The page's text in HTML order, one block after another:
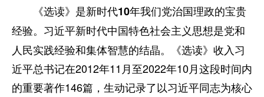
《选读》是新时代10年我们党治国理政的宝贵
经验。 习近平新时代中国特色社会主义思想是党和
人民实践经验和集体智慧的结晶。《选读》收入习
近平总书记在2012年11月至2022年10月这段时间内
的重要著作146篇，生动记录了以习近平同志为核心